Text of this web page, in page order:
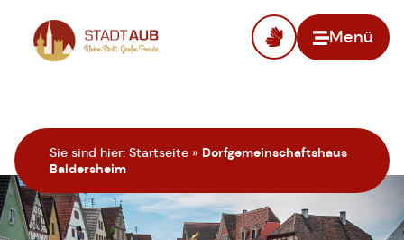
Menü
Sie sind hier: Startseite » Dorfgemeinschaftshaus
Baldersheim